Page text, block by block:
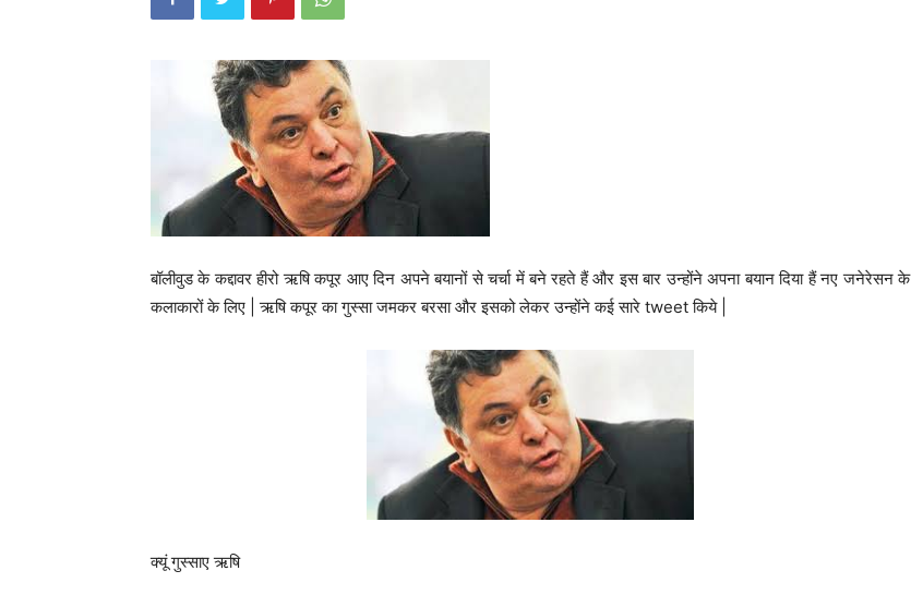
बॉलीवुड के कद्दावर हीरो ऋषि कपूर आए दिन अपने बयानों से चर्चा में बने रहते हैं और इस बार उन्होंने अपना बयान दिया हैं नए जनेरेसन के
कलाकारों के लिए | ऋषि कपूर का गुस्सा जमकर बरसा और इसको लेकर उन्होंने कई सारे tweet किये |
क्यूं गुस्साए ऋषि